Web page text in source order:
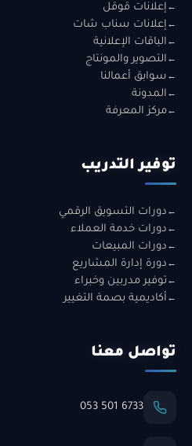
إعلانات قوقل
إعلانات سناب شات
الباقات الإعلانية
التصوير والمونتاج
سوابق أعمالنا
المدونة
مركز المعرفة
توفير التدريب
دورات التسويق الرقمي
دورات خدمة العملاء
دورات المبيعات
دورة إدارة المشاريع
توفير مدربين وخبراء
أكاديمية بصمة التغيير
تواصل معنا
053 501 6733